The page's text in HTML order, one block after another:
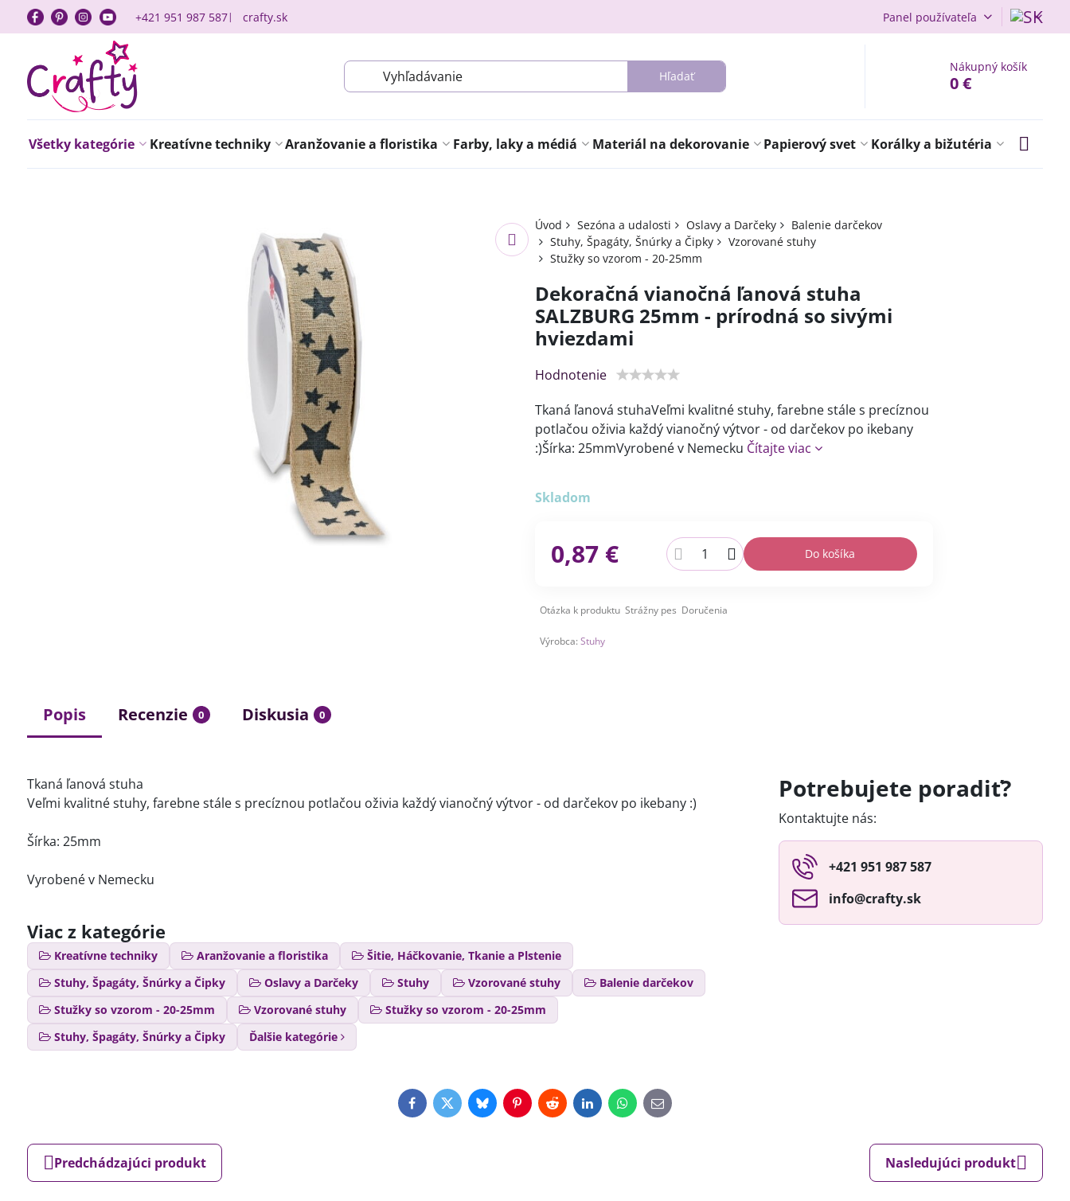
+421 951 987 587 crafty.sk Panel používateľa
Hľadať
Nákupný košík
0 €
Všetky kategórie Kreatívne techniky Aranžovanie a floristika Farby, laky a médiá Materiál na dekorovanie Papierový svet Korálky a bižutéria
Úvod Sezóna a udalosti Oslavy a Darčeky
Balenie darčekov
Stuhy, Špagáty, Šnúrky a Čipky
Vzorované stuhy
Stužky so vzorom - 20-25mm
Dekoračná vianočná ľanová stuha
SALZBURG 25mm - prírodná so sivými
hviezdami
Hodnotenie
Tkaná ľanová stuhaVeľmi kvalitné stuhy, farebne stále s precíznou
potlačou oživia každý vianočný výtvor - od darčekov po ikebany
:)Šírka: 25mmVyrobené v Nemecku Čítajte viac
Skladom
0,87 € Do košíka
Otázka k produktu Strážny pes Doručenia
Výrobca: Stuhy
Popis Recenzie 0 Diskusia 0
Tkaná ľanová stuha
Veľmi kvalitné stuhy, farebne stále s precíznou potlačou oživia každý vianočný výtvor - od darčekov po ikebany :)
Šírka: 25mm
Vyrobené v Nemecku
Viac z kategórie
Kreatívne techniky Aranžovanie a floristika
Šitie, Háčkovanie, Tkanie a Plstenie
Stuhy, Špagáty, Šnúrky a Čipky
Oslavy a Darčeky Stuhy Vzorované stuhy
Balenie darčekov
Stužky so vzorom - 20-25mm
Vzorované stuhy
Stužky so vzorom - 20-25mm
Stuhy, Špagáty, Šnúrky a Čipky
Ďalšie kategórie
Potrebujete poradiť?
Kontaktujte nás:
+421 951 987 587
info​@crafty​.sk
FacebookTwitterBlueskyPinterestRedditLinkedInWhatsApp
E-
mail
Predchádzajúci produkt Nasledujúci produkt